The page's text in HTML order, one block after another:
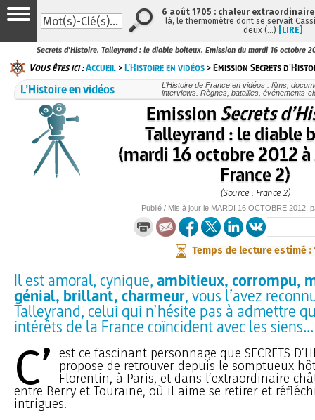
Secrets d'Histoire. Talleyrand : le diable boiteux. Emission du mardi 16 octobre
Vous êtes ici :Accueil >L’Histoire en vidéos > Emission Secrets
L’Histoire en vidéos
L’Histoire de France en vidéos : films,
interviews. Règnes, batailles, événements-
EmissionSecrets
Talleyrand : le diable
(mardi 16 octobre 2012
France 2)
(Source : France 2)
Publié / Mis à jour le MARDI 16 OCTOBRE 2012 ,
Temps de lecture estimé :
Il est amoral, cynique,ambitieux, corrompu,
génial, brillant, charmeur, vous l’avez
Talleyrand, celui qui n’hésite pas à admettre
intérêts de la France coïncident avec les siens...
C’ est ce fascinant personnage que SECRETS
propose de retrouver depuis le somptueux
Florentin, à Paris, et dans l’extraordinaire
entre Berry et Touraine, où il aime se retirer et
intrigues.
6 août 1705 : chaleur
là, le thermomètre dont se servait
deux (…) [LIRE]